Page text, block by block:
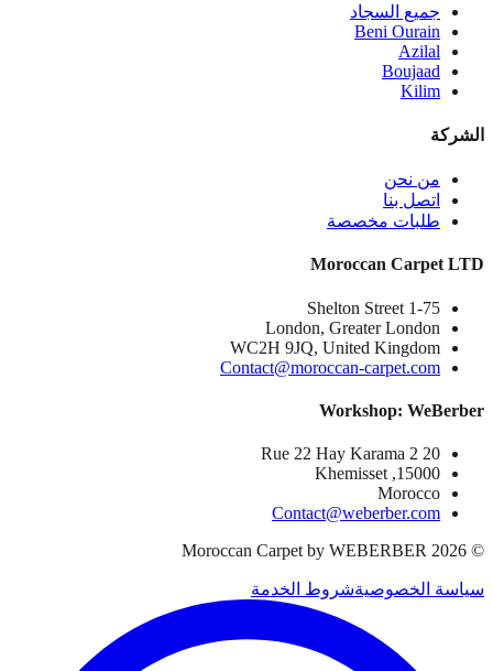
جميع السجاد
Beni Ourain
Azilal
Boujaad
Kilim
الشركة
من نحن
اتصل بنا
طلبات مخصصة
Moroccan Carpet LTD
1-75 Shelton Street
London, Greater London
WC2H 9JQ, United Kingdom
Contact@moroccan-carpet.com
Workshop: WeBerber
20 Rue 22 Hay Karama 2
15000, Khemisset
Morocco
Contact@weberber.com
©
2026
سياسة الخصوصيةشروط الخدمة